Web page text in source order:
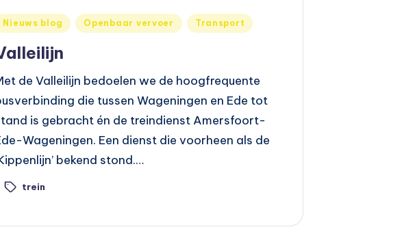
Nieuws blog Openbaar vervoer Transport
de Valleilijn bedoelen we de hoogfrequente
die tussen Wageningen en Ede tot
is gebracht én de treindienst Amersfoort-
Wageningen. Een dienst die voorheen als de
bekend stond.…
trein